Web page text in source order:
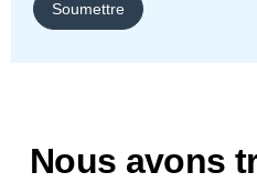
Nous avons